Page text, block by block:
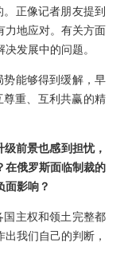
正像记者朋友提到
力地应对。有关方面
发展中的问题。
势能够得到缓解，早
重、互利共赢的精
前景也感到担忧，
在俄罗斯面临制裁的
面影响？
国主权和领土完整都
我们自己的判断，